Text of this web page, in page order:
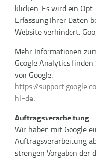
klicken. Es wird ein
Erfassung Ihrer Daten
Website verhindert:
Mehr Informationen
Google Analytics
von Google:
https://
hl=de.
Auftragsverarbeitung
Wir haben mit Google
Auftragsverarbeitung
strengen Vorgaben der